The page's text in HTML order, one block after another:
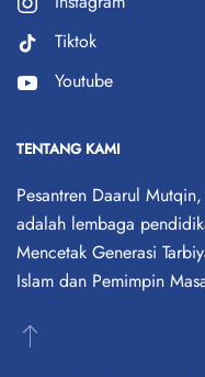
Tiktok
Youtube
TENTANG KAMI
Pesantren Daarul
adalah lembaga
Mencetak Generasi
Islam dan Pemimpin